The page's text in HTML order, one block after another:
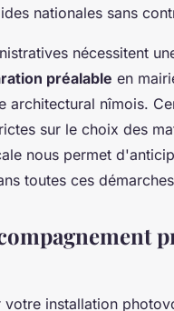
nationales sans
nécessitent
préalable en
architectural nîmois.
sur le choix des
nous permet
toutes ces
installation